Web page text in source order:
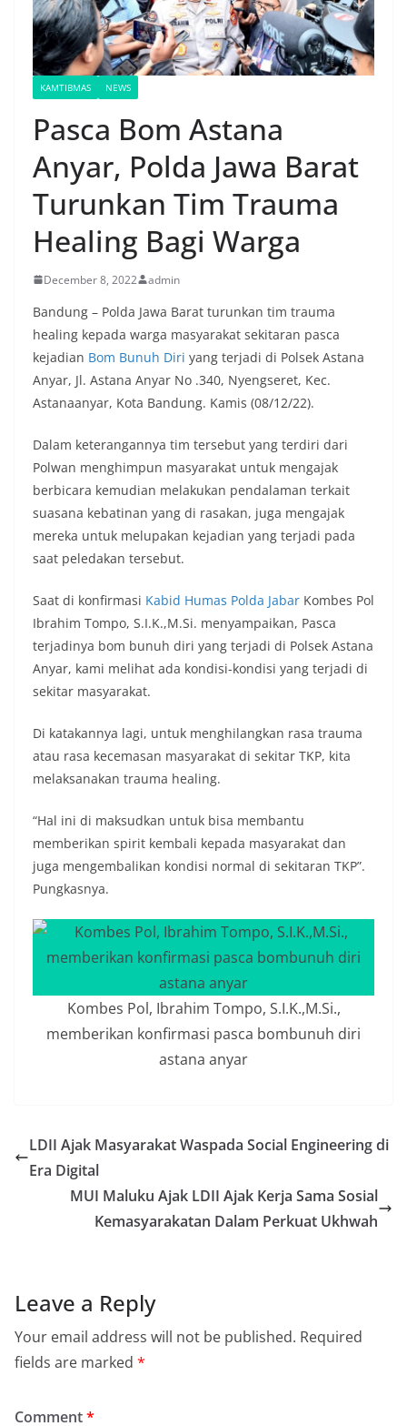
KAMTIBMAS NEWS
Pasca Bom Astana
Anyar, Polda Jawa Barat
Turunkan Tim Trauma
Healing Bagi Warga
December 8, 2022 admin
Bandung – Polda Jawa Barat turunkan tim trauma
healing kepada warga masyarakat sekitaran pasca
kejadian Bom Bunuh Diri yang terjadi di Polsek Astana
Anyar, Jl. Astana Anyar No .340, Nyengseret, Kec.
Astanaanyar, Kota Bandung. Kamis (08/12/22).
Dalam keterangannya tim tersebut yang terdiri dari
Polwan menghimpun masyarakat untuk mengajak
berbicara kemudian melakukan pendalaman terkait
suasana kebatinan yang di rasakan, juga mengajak
mereka untuk melupakan kejadian yang terjadi pada
saat peledakan tersebut.
Saat di konfirmasi Kabid Humas Polda Jabar Kombes Pol
Ibrahim Tompo, S.I.K.,M.Si. menyampaikan, Pasca
terjadinya bom bunuh diri yang terjadi di Polsek Astana
Anyar, kami melihat ada kondisi-kondisi yang terjadi di
sekitar masyarakat.
Di katakannya lagi, untuk menghilangkan rasa trauma
atau rasa kecemasan masyarakat di sekitar TKP, kita
melaksanakan trauma healing.
“Hal ini di maksudkan untuk bisa membantu
memberikan spirit kembali kepada masyarakat dan
juga mengembalikan kondisi normal di sekitaran TKP”.
Pungkasnya.
Kombes Pol, Ibrahim Tompo, S.I.K.,M.Si.,
memberikan konfirmasi pasca bombunuh diri
astana anyar
LDII Ajak Masyarakat Waspada Social Engineering di
Era Digital
MUI Maluku Ajak LDII Ajak Kerja Sama Sosial
Kemasyarakatan Dalam Perkuat Ukhwah
Leave a Reply
Your email address will not be published. Required
fields are marked *
Comment*